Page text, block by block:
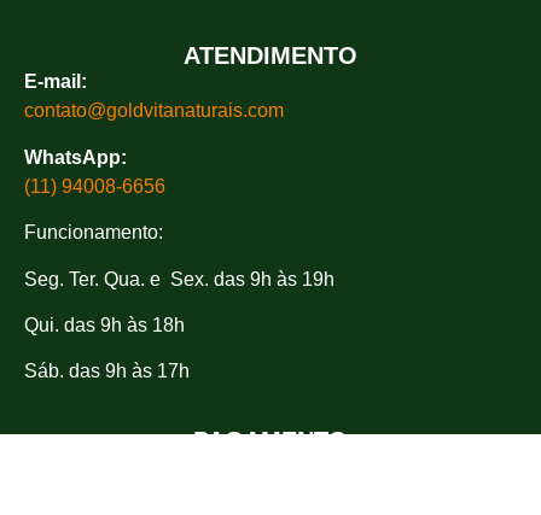
ATENDIMENTO
E-mail:
contato@goldvitanaturais.com
WhatsApp:
(11) 94008-6656
Funcionamento:
Seg. Ter. Qua. e Sex. das 9h às 19h
Qui. das 9h às 18h
Sáb. das 9h às 17h
PAGAMENTO